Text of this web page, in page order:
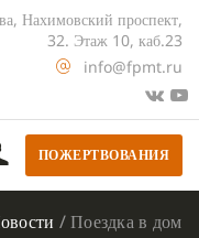
Нахимовский проспект,
32. Этаж 10, каб.23
info@fpmt.ru
ПОЖЕРТВОВАНИЯ
/Поездка в дом